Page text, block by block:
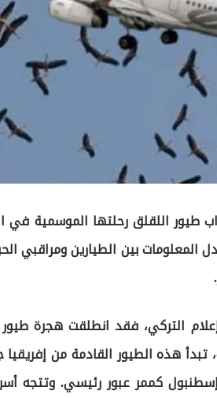
طيور اللقلق رحلتها الموسمية في
بين الطيارين ومراقبي
التركي، فقد انطلقت هجرة
، تبدأ هذه الطيور القادمة من
كممر عبور رئيسي. وتتجه